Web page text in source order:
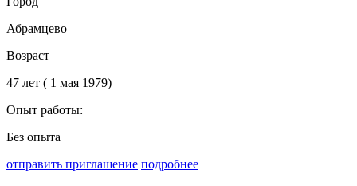
Абрамцево
Возраст
47 лет ( 1 мая 1979)
Опыт работы:
Без опыта
отправить приглашение подробнее